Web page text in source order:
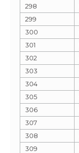
298
299
300
301
302
303
304
305
306
307
308
309